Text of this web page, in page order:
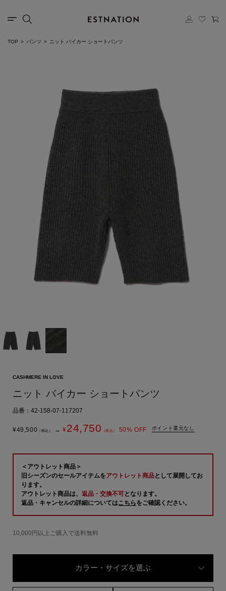
TOP パンツ ニット バイカー ショートパンツ
CASHMERE IN LOVE
ニット バイカー ショートパンツ
品番：42-158-07-117207
¥49,500 （税込） → ¥24,750 （税込） 50% OFF ポイント還元なし
＜アウトレット商品＞
旧シーズンのセールアイテムをアウトレット商品として展開してお
ります。
アウトレット商品は、 返品・交換不可となります。
返品・キャンセルの詳細についてはこちらをご確認ください。
10,000円以上ご購入で送料無料
カラー・サイズを選ぶ